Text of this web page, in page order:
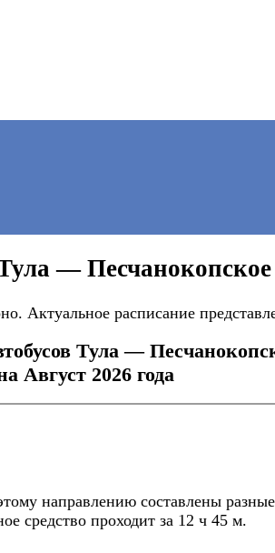
— Песчанокопское
Актуальное расписание
Тула —
Август 2026 года
направлению составлены
средство проходит за 12 ч 45 м.